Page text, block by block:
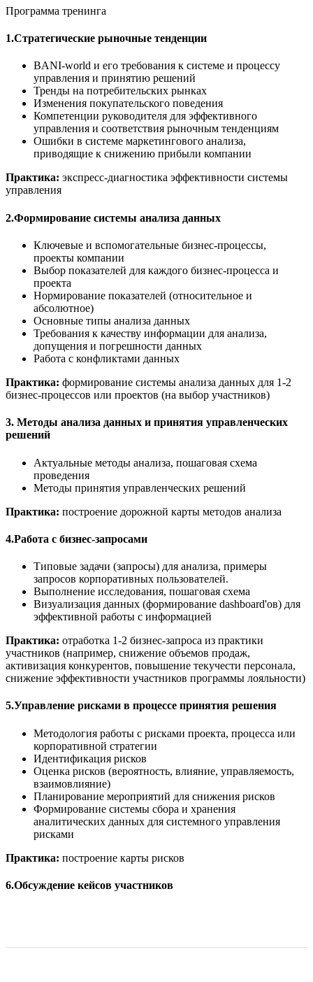
Программа тренинга
1.Стратегические рыночные тенденции
BANI-world и его требования к системе и процессу
управления и принятию решений
Тренды на потребительских рынках
Изменения покупательского поведения
Компетенции руководителя для эффективного
управления и соответствия рыночным тенденциям
Ошибки в системе маркетингового анализа,
приводящие к снижению прибыли компании
Практика: экспресс-диагностика эффективности системы
управления
2.Формирование системы анализа данных
Ключевые и вспомогательные бизнес-процессы,
проекты компании
Выбор показателей для каждого бизнес-процесса и
проекта
Нормирование показателей (относительное и
абсолютное)
Основные типы анализа данных
Требования к качеству информации для анализа,
допущения и погрешности данных
Работа с конфликтами данных
Практика: формирование системы анализа данных для 1-2
бизнес-процессов или проектов (на выбор участников)
3. Методы анализа данных и принятия управленческих
решений
Актуальные методы анализа, пошаговая схема
проведения
Методы принятия управленческих решений
Практика: построение дорожной карты методов анализа
4.Работа с бизнес-запросами
Типовые задачи (запросы) для анализа, примеры
запросов корпоративных пользователей.
Выполнение исследования, пошаговая схема
Визуализация данных (формирование dashboard'ов) для
эффективной работы с информацией
Практика: отработка 1-2 бизнес-запроса из практики
участников (например, снижение объемов продаж,
активизация конкурентов, повышение текучести персонала,
снижение эффективности участников программы лояльности)
5.Управление рисками в процессе принятия решения
Методология работы с рисками проекта, процесса или
корпоративной стратегии
Идентификация рисков
Оценка рисков (вероятность, влияние, управляемость,
взаимовлияние)
Планирование мероприятий для снижения рисков
Формирование системы сбора и хранения
аналитических данных для системного управления
рисками
Практика: построение карты рисков
6.Обсуждение кейсов участников